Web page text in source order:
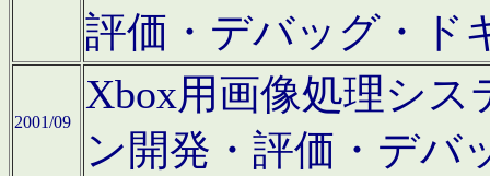
評価・デバッグ・ド
2001/09
Xbox用画像処理シ
ン開発・評価・デバ